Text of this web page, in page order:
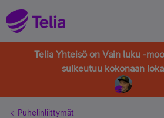
Telia Yhteisö on Vain luku -
sulkeutuu kokonaan
Puhelinliittymät